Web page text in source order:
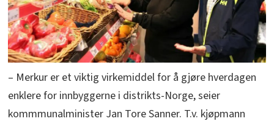
– Merkur er et viktig virkemiddel for å gjøre hverdagen
enklere for innbyggerne i distrikts-Norge, seier
kommmunalminister Jan Tore Sanner. T.v. kjøpmann